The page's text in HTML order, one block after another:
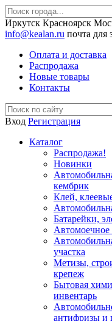
Иркутск Красноярск
info@kealan.ru почта для
Оплата и доставка
Распродажа
Новые товары
Контакты
Вход Регистрация
Каталог
Распродажа!
Новинки
кембрик
Клей,
Батарейки,
Автомоечное
участка
Метизы,
крепеж
Бытовая
инвентарь
антифризы и